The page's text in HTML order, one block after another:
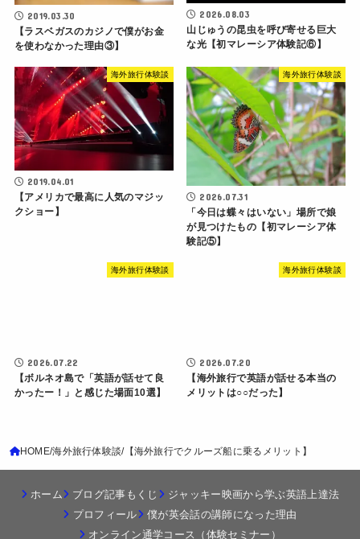
2019.03.30
【ラスベガスのカジノで僕がお金
を使わなかった理由③】
2026.08.03
山じゅうの昆虫を呼び寄せる巨大
な光【初マレーシア体験記⑥】
海外旅行体験談
2019.04.01
【アメリカで最高に人気のマジッ
クショー】
海外旅行体験談
2026.07.31
「今日は蝶々はいない」場所で娘
が見つけたもの【初マレーシア体
験記⑤】
海外旅行体験談
2026.07.22
【ボルネオ島で「英語が話せて良
かったー！」と感じた場面10選】
海外旅行体験談
2026.07.20
【海外旅行で英語が話せる本当の
メリットは○○だった】
HOME 海外旅行体験談 【海外旅行でクルーズ船に乗るメリット】
ホーム ブログ記事もくじ
ジャッキー映画から学ぶ英語上達法
プロフィール
僕が英会話の講師になった理由
オンライン通学コース（体験セミナー）